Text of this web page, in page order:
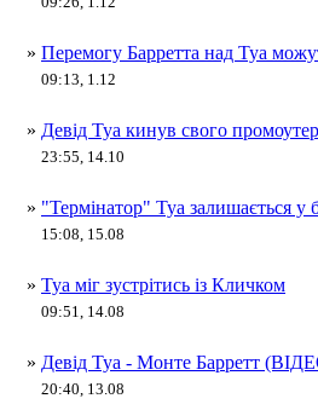
» Перемогу Барретта над Туа
09:13, 1.12
» Девід Туа кинув свого
23:55, 14.10
» "Термінатор" Туа залишається у
15:08, 15.08
» Туа міг зустрітись із Кличком
09:51, 14.08
» Девід Туа - Монте Барретт
20:40, 13.08